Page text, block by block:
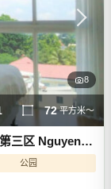
8
三区 Nguyen
公园
72 平方米～